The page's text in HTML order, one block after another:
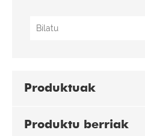
Produktuak
Produktu berriak